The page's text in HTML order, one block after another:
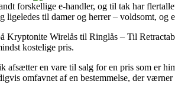
forskellige e-handler, og til tak har
til damer og herrer – voldsomt, og
Kryptonite Wirelås til Ringlås – Til
kostelige pris.
en vare til salg for en pris som er
omfavnet af en bestemmelse, der